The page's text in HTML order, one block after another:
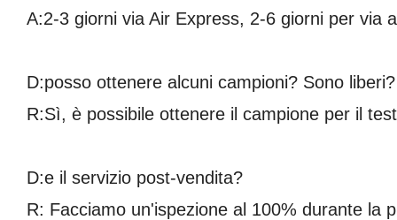
A:2-3 giorni via Air Express, 2-6 giorni per
D:posso ottenere alcuni campioni? Sono liberi?
R:Sì, è possibile ottenere il campione per il
D:e il servizio post-vendita?
R: Facciamo un'ispezione al 100% durante la